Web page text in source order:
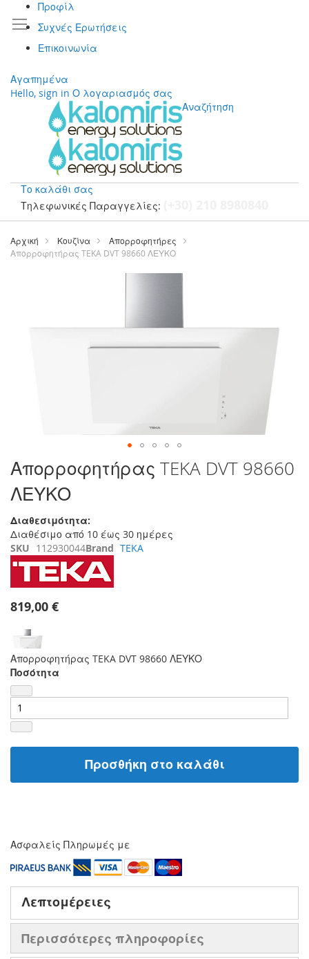
Προφίλ
Συχνές Ερωτήσεις
Επικοινωνία
Αγαπημένα
Hello, sign in Ο λογαριασμός σας
Αναζήτηση
Το καλάθι σας
Τηλεφωνικές Παραγγελίες:
Μετάβαση
περιεχόμενο
Αρχική Κουζίνα
Απορροφητήρες
Απορροφητήρας TEKA DVT 98660 ΛΕΥΚΟ
Μετάβαση
στην
αρχή
της
συλλογής
εικόνων
Απορροφητήρας TEKA DVT 98660
ΛΕΥΚΟ
Διαθεσιμότητα:
Διαθέσιμο από 10 έως 30 ημέρες
SKU 112930044Brand TEKA
819,00 €
Απορροφητήρας TEKA DVT 98660 ΛΕΥΚΟ
Ποσότητα
Προσθήκη στο καλάθι
Ασφαλείς Πληρωμές με
Λεπτομέρειες
Περισσότερες πληροφορίες